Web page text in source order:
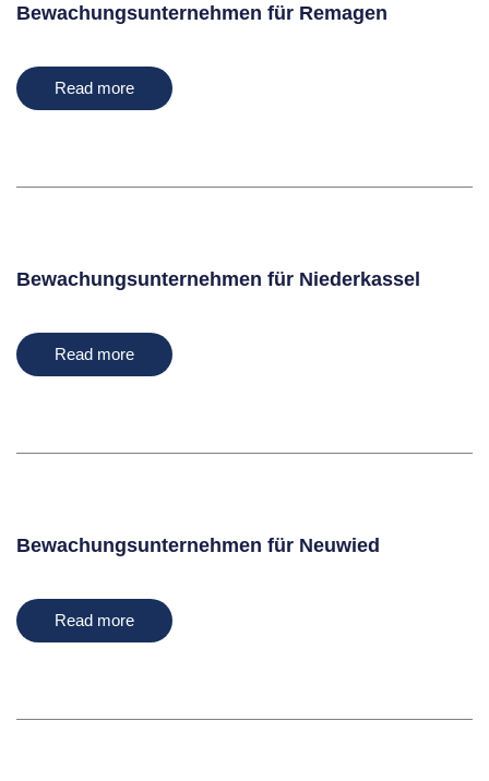
Bewachungsunternehmen für Remagen
Read more
Bewachungsunternehmen für Niederkassel
Read more
Bewachungsunternehmen für Neuwied
Read more